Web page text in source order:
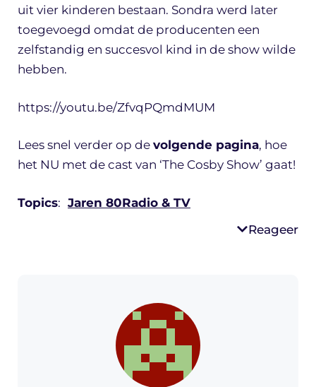
uit vier kinderen bestaan. Sondra werd later
toegevoegd omdat de producenten een
zelfstandig en succesvol kind in de show wilde
hebben.
https://youtu.be/ZfvqPQmdMUM
Lees snel verder op de volgende pagina, hoe
het NU met de cast van ‘The Cosby Show’ gaat!
Topics: Jaren 80Radio & TV
Reageer